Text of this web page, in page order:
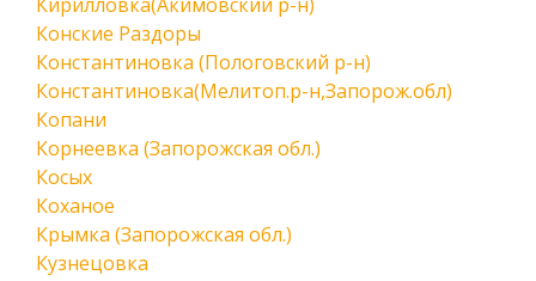
Конские Раздоры
Константиновка (Пологовский р-н)
Константиновка(Мелитоп.р-н,Запорож.обл)
Копани
Корнеевка (Запорожская обл.)
Косых
Коханое
Крымка (Запорожская обл.)
Кузнецовка